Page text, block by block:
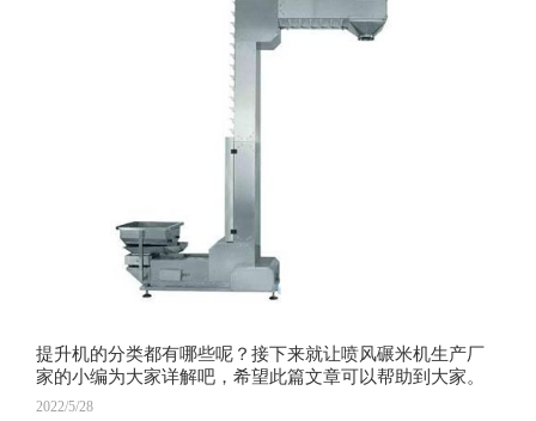
提升机的分类都有哪些呢？接下来就让喷风碾米机生产厂
家的小编为大家详解吧，希望此篇文章可以帮助到大家。
2022/5/28